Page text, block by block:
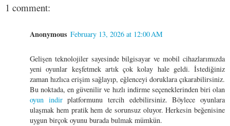
1 comment:
Anonymous February 13, 2026 at 12:00 AM
Gelişen teknolojiler sayesinde bilgisayar ve mobil cihazlarımızda
yeni oyunlar keşfetmek artık çok kolay hale geldi. İstediğiniz
zaman hızlıca erişim sağlayıp, eğlenceyi doruklara çıkarabilirsiniz.
Bu noktada, en güvenilir ve hızlı indirme seçeneklerinden biri olan
oyun indirplatformunu tercih edebilirsiniz. Böylece oyunlara
ulaşmak hem pratik hem de sorunsuz oluyor. Herkesin beğenisine
uygun birçok oyunu burada bulmak mümkün.